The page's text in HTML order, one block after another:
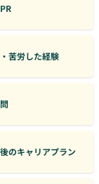
苦労した経験
のキャリアプラン